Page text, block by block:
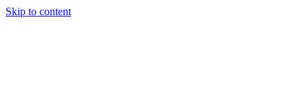
Skip to content